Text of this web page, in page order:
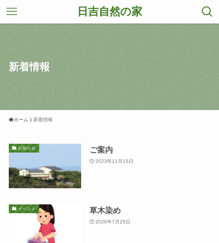
日吉自然の家
新着情報
ホーム 新着情報
お知らせ ご案内
2023年11月15日
イベント 草木染め
2026年7月25日